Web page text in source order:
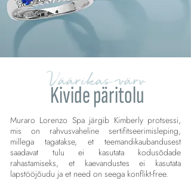
Väärikas värv
Kivide päritolu
Muraro Lorenzo Spa järgib Kimberly protsessi,
mis on rahvusvaheline sertifitseerimisleping,
millega tagatakse, et teemandikaubandusest
saadavat tulu ei kasutata kodusõdade
rahastamiseks, et kaevandustes ei kasutata
lapstööjõudu ja et need on seega konflikt-free.